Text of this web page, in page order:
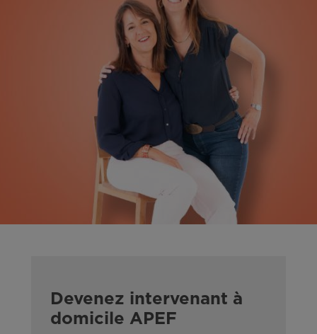
Devenez intervenant à
domicile APEF